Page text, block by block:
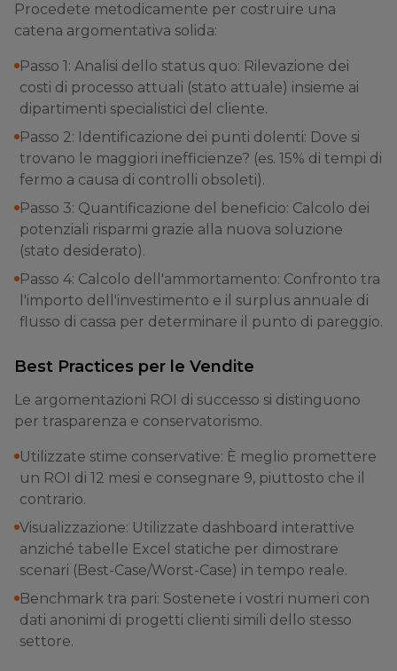
Procedete metodicamente per costruire una
catena argomentativa solida:
Passo 1: Analisi dello status quo: Rilevazione dei
costi di processo attuali (stato attuale) insieme ai
dipartimenti specialistici del cliente.
Passo 2: Identificazione dei punti dolenti: Dove si
trovano le maggiori inefficienze? (es. 15% di tempi di
fermo a causa di controlli obsoleti).
Passo 3: Quantificazione del beneficio: Calcolo dei
potenziali risparmi grazie alla nuova soluzione
(stato desiderato).
Passo 4: Calcolo dell'ammortamento: Confronto tra
l'importo dell'investimento e il surplus annuale di
flusso di cassa per determinare il punto di pareggio.
Best Practices per le Vendite
Le argomentazioni ROI di successo si distinguono
per trasparenza e conservatorismo.
Utilizzate stime conservative: È meglio promettere
un ROI di 12 mesi e consegnare 9, piuttosto che il
contrario.
Visualizzazione: Utilizzate dashboard interattive
anziché tabelle Excel statiche per dimostrare
scenari (Best-Case/Worst-Case) in tempo reale.
Benchmark tra pari: Sostenete i vostri numeri con
dati anonimi di progetti clienti simili dello stesso
settore.